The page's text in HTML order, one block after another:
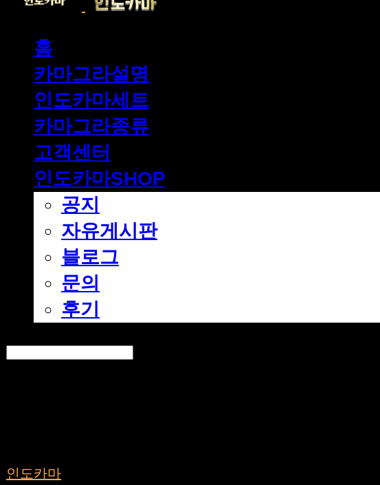
홈
카마그라설명
인도카마세트
카마그라종류
고객센터
인도카마SHOP
공지
자유게시판
블로그
문의
후기
인도카마